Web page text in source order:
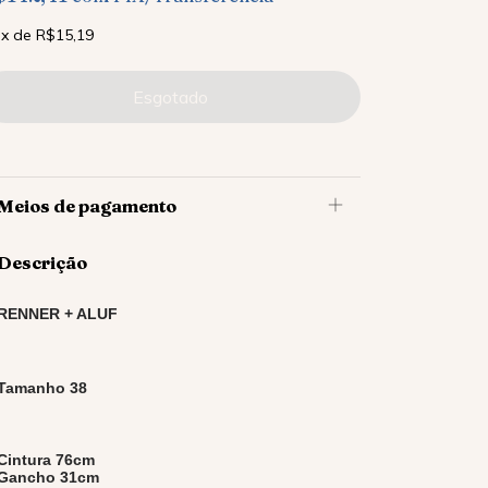
x de R$15,19
de pagamento
+ ALUF
38
76cm
31cm